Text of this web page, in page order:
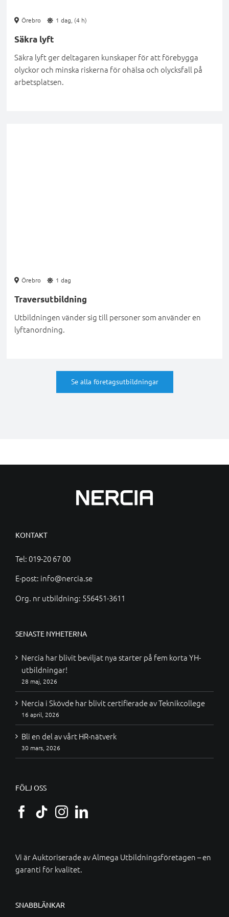
Örebro 1 dag, (4 h)
Säkra lyft
Säkra lyft ger deltagaren kunskaper för att förebygga
olyckor och minska riskerna för ohälsa och olycksfall på
arbetsplatsen.
Örebro 1 dag
Traversutbildning
Utbildningen vänder sig till personer som använder en
lyftanordning.
Se alla företagsutbildningar
KONTAKT
Tel: 019-20 67 00
E-post: info@nercia.se
Org. nr utbildning: 556451-3611
SENASTE NYHETERNA
Nercia har blivit beviljat nya starter på fem korta YH-
utbildningar!
28 maj, 2026
Nercia i Skövde har blivit certifierade av Teknikcollege
16 april, 2026
Bli en del av vårt HR-nätverk
30 mars, 2026
FÖLJ OSS
Vi är Auktoriserade avAlmega Utbildningsföretagen– en
garanti för kvalitet.
SNABBLÄNKAR